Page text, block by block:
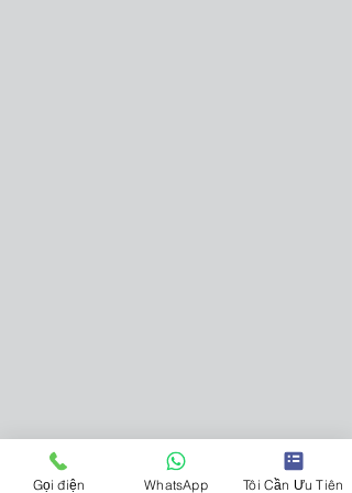
Gọi điện WhatsApp Tôi Cần Ưu Tiên